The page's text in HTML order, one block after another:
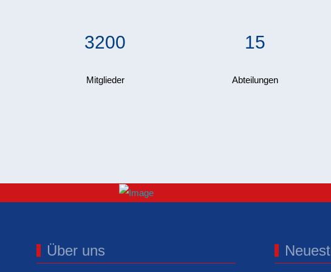
3200
Mitglieder
15
Abteilungen
Über uns